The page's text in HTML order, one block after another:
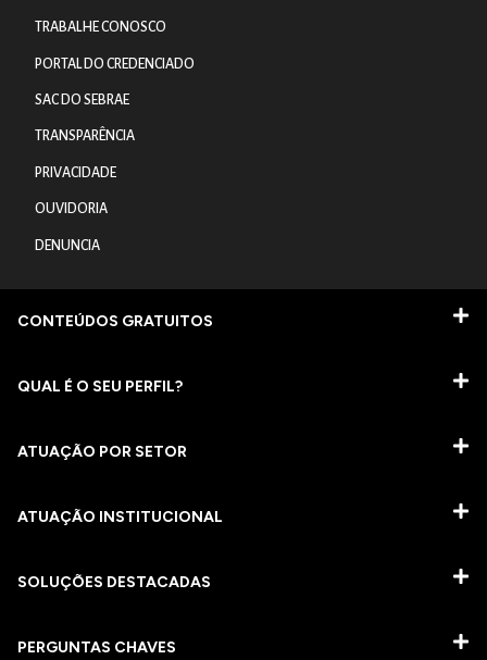
TRABALHE CONOSCO
PORTAL DO CREDENCIADO
SAC DO SEBRAE
TRANSPARÊNCIA
PRIVACIDADE
OUVIDORIA
DENUNCIA
CONTEÚDOS GRATUITOS
QUAL É O SEU PERFIL?
ATUAÇÃO POR SETOR
ATUAÇÃO INSTITUCIONAL
SOLUÇÕES DESTACADAS
PERGUNTAS CHAVES​